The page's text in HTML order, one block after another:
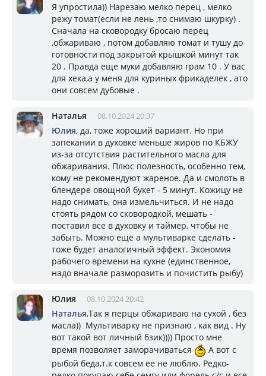
Я упростила)) Нарезаю мелко перец , мелко
режу томат(если не лень ,то снимаю шкурку) .
Сначала на сковородку бросаю перец
,обжариваю , потом добавляю томат и тушу до
готовности под закрытой крышкой минут так
20 . Правда еще муки добавляю грам 10 . У вас
для хека,а у меня для куриных фрикаделек , ато
они совсем дубовые .
Наталья 08.10.2024 20:37
Юлия, да, тоже хороший вариант. Но при
запекании в духовке меньше жиров по КБЖУ
из-за отсутствия растительного масла для
обжаривания. Плюс полезность, особенно тем,
кому не рекомендуют жареное. Да и смолоть в
блендере овощной букет - 5 минут. Кожицу не
надо снимать, она измельчиться. И не надо
стоять рядом со сковородкой, мешать -
поставил все в духовку и таймер, чтобы не
забыть. Можно ещё а мультиварке сделать -
тоже будет аналогичный эффект. Экономия
рабочего времени на кухне (единственное,
надо вначале разморозить и почистить рыбу)
Юлия 08.10.2024 20:42
Наталья,Так я перцы обжариваю на сухой , без
масла)) Мультиварку не признаю , как вид . Ну
вот такой вот личный бзик)))) Просто мне
время позволяет заморачиваться
А вот с
рыбой беда,т.к совсем ее не люблю. Редко-